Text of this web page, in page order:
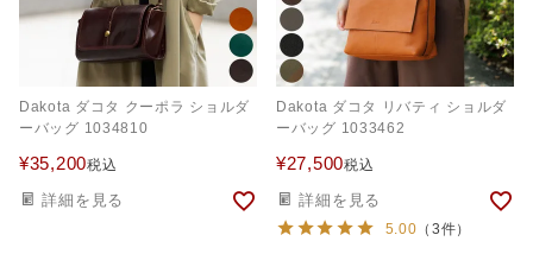
Dakota ダコタ クーポラ ショルダ
ーバッグ 1034810
¥35,200税込
詳細を見る
Dakota ダコタ リバティ ショルダ
ーバッグ 1033462
¥27,500税込
詳細を見る
5.00 （3件）